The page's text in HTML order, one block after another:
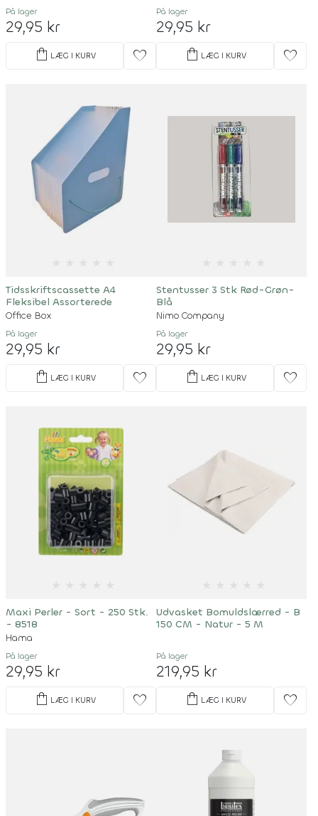
På lager
29,95 kr
shopping_bag LÆG I KURV favorite
På lager
29,95 kr
shopping_bag LÆG I KURV favorite
Tidsskriftscassette A4
Fleksibel Assorterede
Office Box
På lager
29,95 kr
shopping_bag LÆG I KURV favorite
Stentusser 3 Stk Rød-Grøn-
Blå
Nimo Company
På lager
29,95 kr
shopping_bag LÆG I KURV favorite
Maxi Perler - Sort - 250 Stk.
- 8518
Hama
På lager
29,95 kr
shopping_bag LÆG I KURV favorite
Udvasket Bomuldslærred - B
150 CM - Natur - 5 M
På lager
219,95 kr
shopping_bag LÆG I KURV favorite